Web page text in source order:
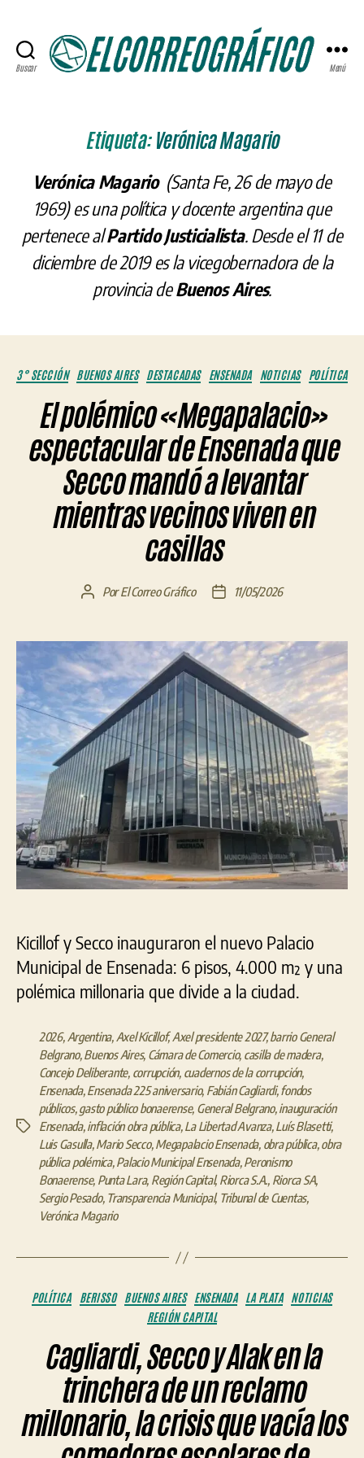
Buscar Menú
Etiqueta:Verónica Magario
Verónica Magario(Santa Fe, 26 de mayo de
1969) es una política y docente argentina que
pertenece alPartido Justicialista. Desde el 11 de
diciembre de 2019 es la vicegobernadora de la
provincia deBuenos Aires.
Categorías
3° SECCIÓN BUENOS AIRES DESTACADAS ENSENADA NOTICIAS POLÍTICA
El polémico «Megapalacio»
espectacular de Ensenada que
Secco mandó a levantar
mientras vecinos viven en
casillas
Autor
entrada
PorEl Correo Gráfico
Fecha
entrada
11/05/2026
Kicillof y Secco inauguraron el nuevo Palacio
Municipal de Ensenada: 6 pisos, 4.000 m² y una
polémica millonaria que divide a la ciudad.
Etiquetas
2026, Argentina, Axel Kicillof,Axel presidente 2027,barrio General
Belgrano,Buenos Aires, Cámara de Comercio, casilla de madera,
Concejo Deliberante, corrupción, cuadernos de la corrupción,
Ensenada,Ensenada 225 aniversario, Fabián Cagliardi,fondos
públicos,gasto público bonaerense, General Belgrano,inauguración
Ensenada,inflación obra pública,La Libertad Avanza,Luís Blasetti,
Luis Gasulla,Mario Secco,Megapalacio Ensenada, obra pública,obra
pública polémica,Palacio Municipal Ensenada,Peronismo
Bonaerense, Punta Lara, Región Capital,Riorca S.A., Riorca SA,
Sergio Pesado, Transparencia Municipal, Tribunal de Cuentas,
Verónica Magario
Categorías
POLÍTICA BERISSO BUENOS AIRES ENSENADA LA PLATA NOTICIAS
REGIÓN CAPITAL
Cagliardi, Secco y Alak en la
trinchera de un reclamo
millonario, la crisis que vacía los